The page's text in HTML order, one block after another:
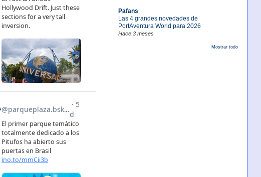
Pafans
Las 4 grandes novedades de
PortAventura World para 2026
Hace 3 meses
Mostrar todo